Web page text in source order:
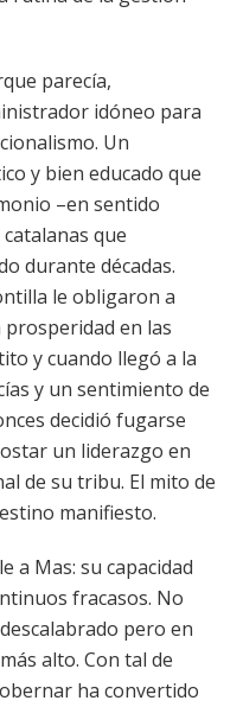
parecía,
idóneo para
Un
y bien educado que
–en sentido
que
durante décadas.
le obligaron a
en las
y cuando llegó a la
y un sentimiento de
decidió fugarse
un liderazgo en
de su tribu. El mito de
manifiesto.
a Mas: su capacidad
fracasos. No
pero en
alto. Con tal de
ha convertido